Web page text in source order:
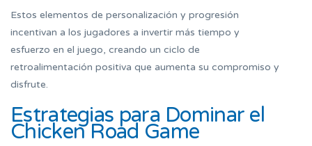
Estos elementos de personalización y progresión
incentivan a los jugadores a invertir más tiempo y
esfuerzo en el juego, creando un ciclo de
retroalimentación positiva que aumenta su compromiso y
disfrute.
Estrategias para Dominar el
Chicken Road Game